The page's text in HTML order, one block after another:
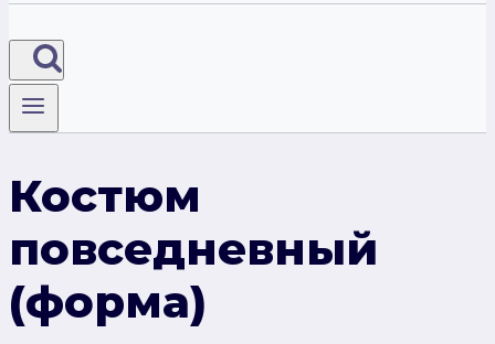
Костюм
повседневный
(форма)